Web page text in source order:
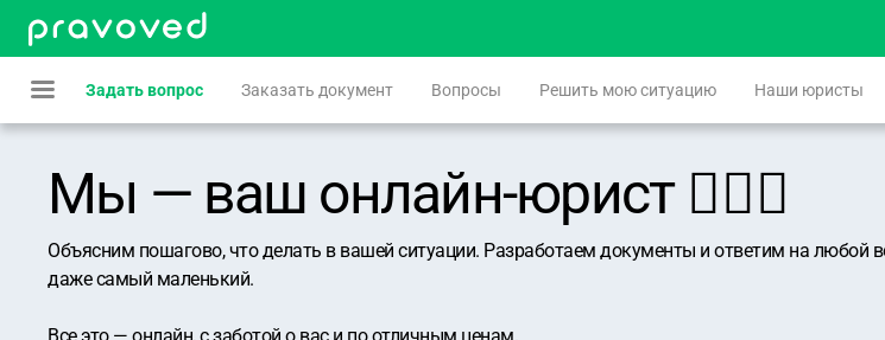
Задать вопрос Заказать документ Вопросы Решить мою ситуацию Наши юристы
Мы — ваш онлайн-юрист 👨🏻‍⚖️
Объясним пошагово, что делать в вашей ситуации. Разработаем документы и ответим на любой
даже самый маленький.